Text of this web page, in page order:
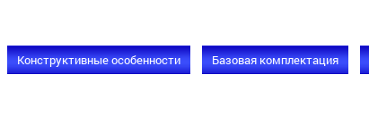
Конструктивные особенности Базовая комплектация